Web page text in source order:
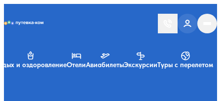
и оздоровлениеОтелиАвиабилетыЭкскурсииТуры с перелетом